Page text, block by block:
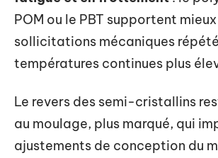
POM ou le PBT supportent
sollicitations mécaniques
températures continues plus
Le revers des semi-cristallins
au moulage, plus marqué, qui
ajustements de conception du